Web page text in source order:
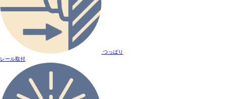
つっぱり
レール取付